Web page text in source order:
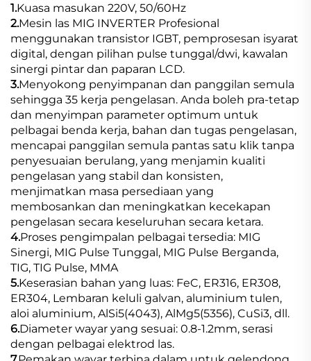
1.Kuasa masukan 220V, 50/60Hz
2.Mesin las MIG INVERTER Profesional
menggunakan transistor IGBT, pemprosesan isyarat
digital, dengan pilihan pulse tunggal/dwi, kawalan
sinergi pintar dan paparan LCD.
3.Menyokong penyimpanan dan panggilan semula
sehingga 35 kerja pengelasan. Anda boleh pra-tetap
dan menyimpan parameter optimum untuk
pelbagai benda kerja, bahan dan tugas pengelasan,
mencapai panggilan semula pantas satu klik tanpa
penyesuaian berulang, yang menjamin kualiti
pengelasan yang stabil dan konsisten,
menjimatkan masa persediaan yang
membosankan dan meningkatkan kecekapan
pengelasan secara keseluruhan secara ketara.
4.Proses pengimpalan pelbagai tersedia: MIG
Sinergi, MIG Pulse Tunggal, MIG Pulse Berganda,
TIG, TIG Pulse, MMA
5.Keserasian bahan yang luas: FeC, ER316, ER308,
ER304, Lembaran keluli galvan, aluminium tulen,
aloi aluminium, AlSi5(4043), AlMg5(5356), CuSi3, dll.
6.Diameter wayar yang sesuai: 0.8-1.2mm, serasi
dengan pelbagai elektrod las.